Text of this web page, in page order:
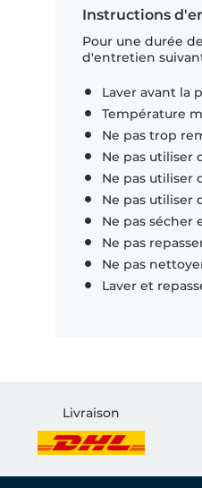
Instructions
Pour une durée
d'entretien
Laver avant la
Température
Ne pas trop
Ne pas utiliser
Ne pas utiliser
Ne pas utiliser
Ne pas sécher
Ne pas
Ne pas
Laver et
Livraison